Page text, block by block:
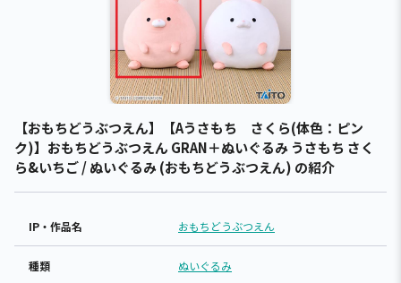
【おもちどうぶつえん】【Aうさもち さくら(体色：ピン
ク)】おもちどうぶつえん GRAN＋ぬいぐるみ うさもち さく
ら&いちご / ぬいぐるみ (おもちどうぶつえん) の紹介
IP・作品名 おもちどうぶつえん
種類 ぬいぐるみ